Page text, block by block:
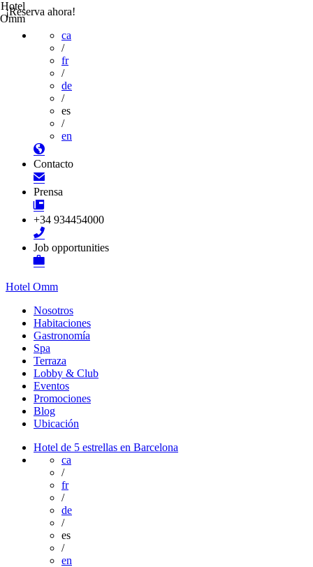
¡Reserva ahora!
ca
/
fr
/
de
/
es
/
en
Contacto
Prensa
+34 934454000
Job opportunities
Hotel Omm
Nosotros
Habitaciones
Gastronomía
Spa
Terraza
Lobby & Club
Eventos
Promociones
Blog
Ubicación
Hotel de 5 estrellas en Barcelona
ca
/
fr
/
de
/
es
/
en
Hotel
Omm